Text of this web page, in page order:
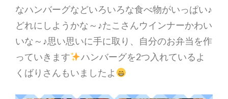
なハンバーグなどいろいろな食べ物がいっぱい♪
どれにしようかな～♪たこさんウインナーかわい
いな～♪思い思いに手に取り、自分のお弁当を作
っていきます
ハンバーグを2つ入れているよ
くばりさんもいましたよ